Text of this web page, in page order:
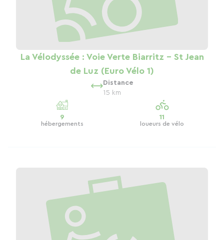
La Vélodyssée : Voie Verte Biarritz - St Jean
de Luz (Euro Vélo 1)
Distance
15 km
9
hébergements
11
loueurs de vélo